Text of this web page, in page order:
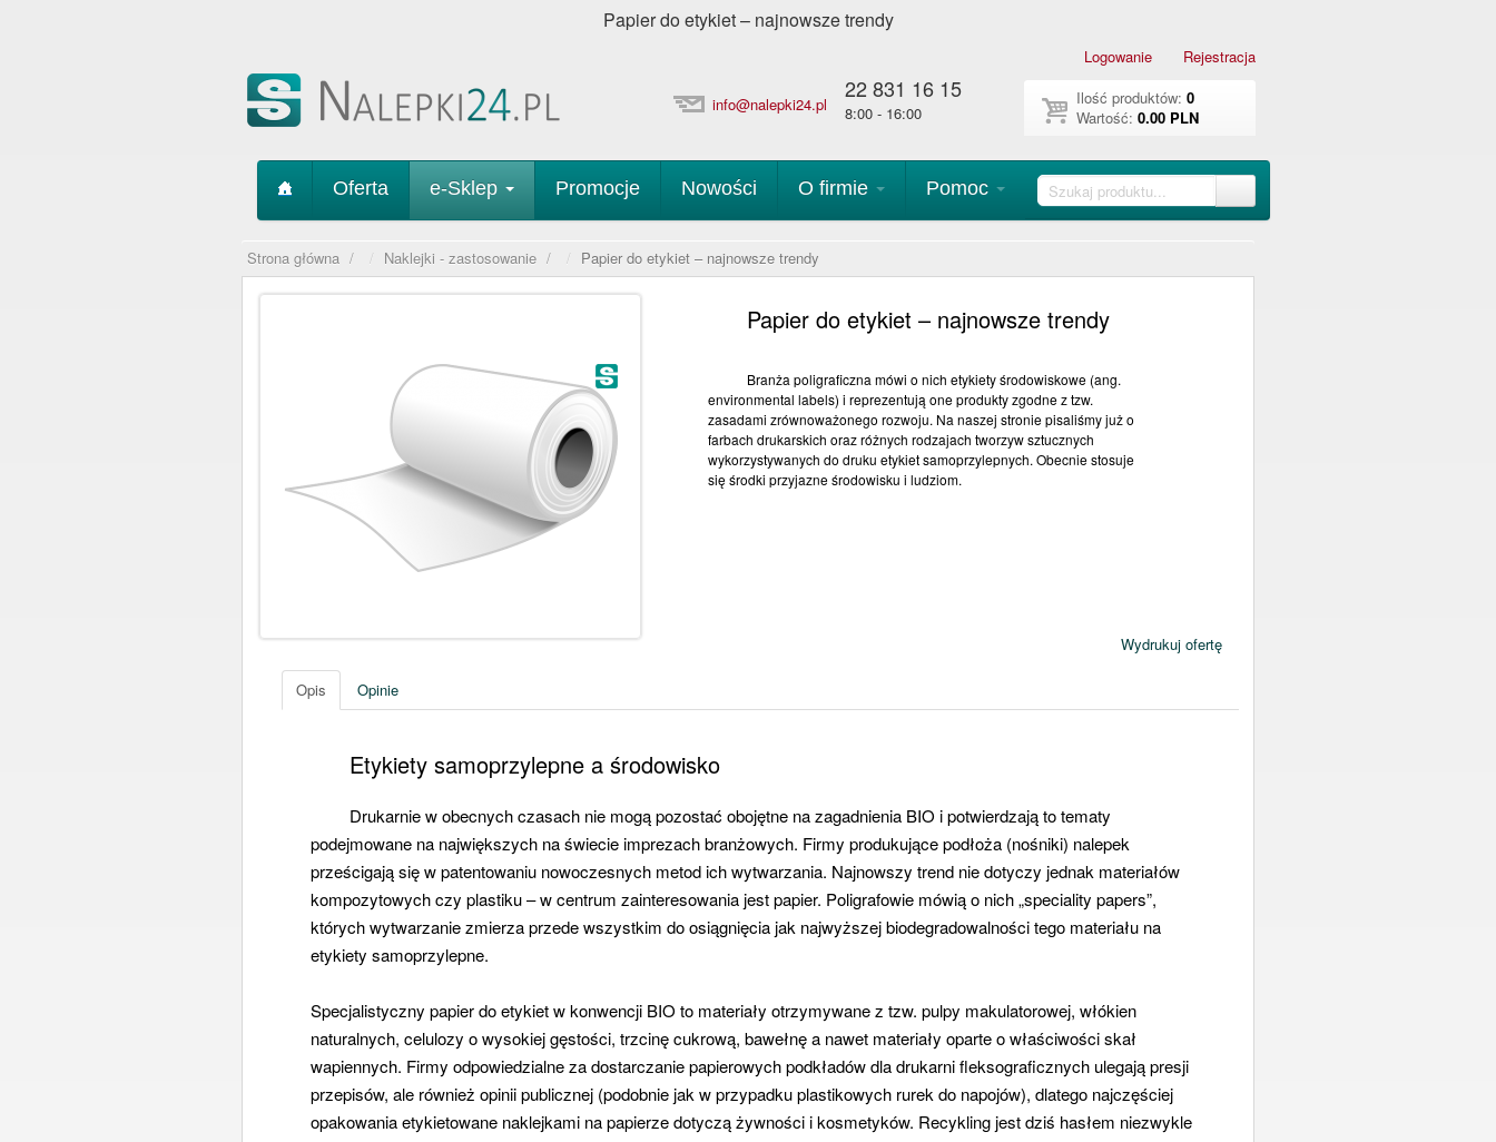
Papier do etykiet – najnowsze trendy
Logowanie Rejestracja
info@nalepki24.pl
22 831 16 15
8:00 - 16:00
Ilość produktów: 0
Wartość: 0.00 PLN
Oferta e-Sklep Promocje Nowości O firmie Pomoc
Strona główna / Naklejki - zastosowanie / Papier do etykiet – najnowsze trendy
Papier do etykiet – najnowsze trendy
Branża poligraficzna mówi o nich etykiety środowiskowe (ang.
environmental labels) i reprezentują one produkty zgodne z tzw.
zasadami zrównoważonego rozwoju. Na naszej stronie pisaliśmy już o
farbach drukarskich oraz różnych rodzajach tworzyw sztucznych
wykorzystywanych do druku etykiet samoprzylepnych. Obecnie stosuje
się środki przyjazne środowisku i ludziom.
Wydrukuj ofertę
Opis Opinie
Etykiety samoprzylepne a środowisko
Drukarnie w obecnych czasach nie mogą pozostać obojętne na zagadnienia BIO i potwierdzają to tematy
podejmowane na największych na świecie imprezach branżowych. Firmy produkujące podłoża (nośniki) nalepek
prześcigają się w patentowaniu nowoczesnych metod ich wytwarzania. Najnowszy trend nie dotyczy jednak materiałów
kompozytowych czy plastiku – w centrum zainteresowania jest papier. Poligrafowie mówią o nich „speciality papers”,
których wytwarzanie zmierza przede wszystkim do osiągnięcia jak najwyższej biodegradowalności tego materiału na
etykiety samoprzylepne.
Specjalistyczny papier do etykiet w konwencji BIO to materiały otrzymywane z tzw. pulpy makulatorowej, włókien
naturalnych, celulozy o wysokiej gęstości, trzcinę cukrową, bawełnę a nawet materiały oparte o właściwości skał
wapiennych. Firmy odpowiedzialne za dostarczanie papierowych podkładów dla drukarni fleksograficznych ulegają presji
przepisów, ale również opinii publicznej (podobnie jak w przypadku plastikowych rurek do napojów), dlatego najczęściej
opakowania etykietowane naklejkami na papierze dotyczą żywności i kosmetyków. Recykling jest dziś hasłem niezwykle